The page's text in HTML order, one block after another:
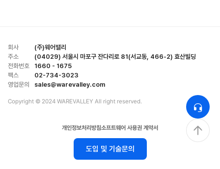
회사
(주)웨어밸리
주소
(04029) 서울시 마포구 잔다리로 81(서교동, 466-2) 효산빌딩
전화번호
1660 - 1675
팩스
02-734-3023
영업문의
sales@warevalley.com
Copyright © 2024 WAREVALLEY All right reserved.
개인정보처리방침소프트웨어 사용권 계약서
도입 및 기술문의